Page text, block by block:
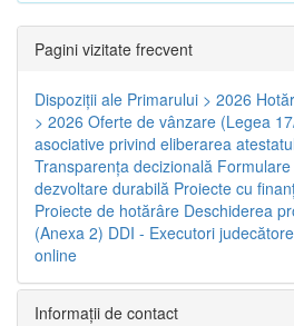
Pagini vizitate frecvent
Dispoziţii ale Primarului > 2026
> 2026 Oferte de vânzare (Legea
asociative privind eliberarea
Transparenţa decizională
dezvoltare durabilă Proiecte cu
Proiecte de hotărâre Deschiderea
(Anexa 2) DDI - Executori
online
Informaţii de contact